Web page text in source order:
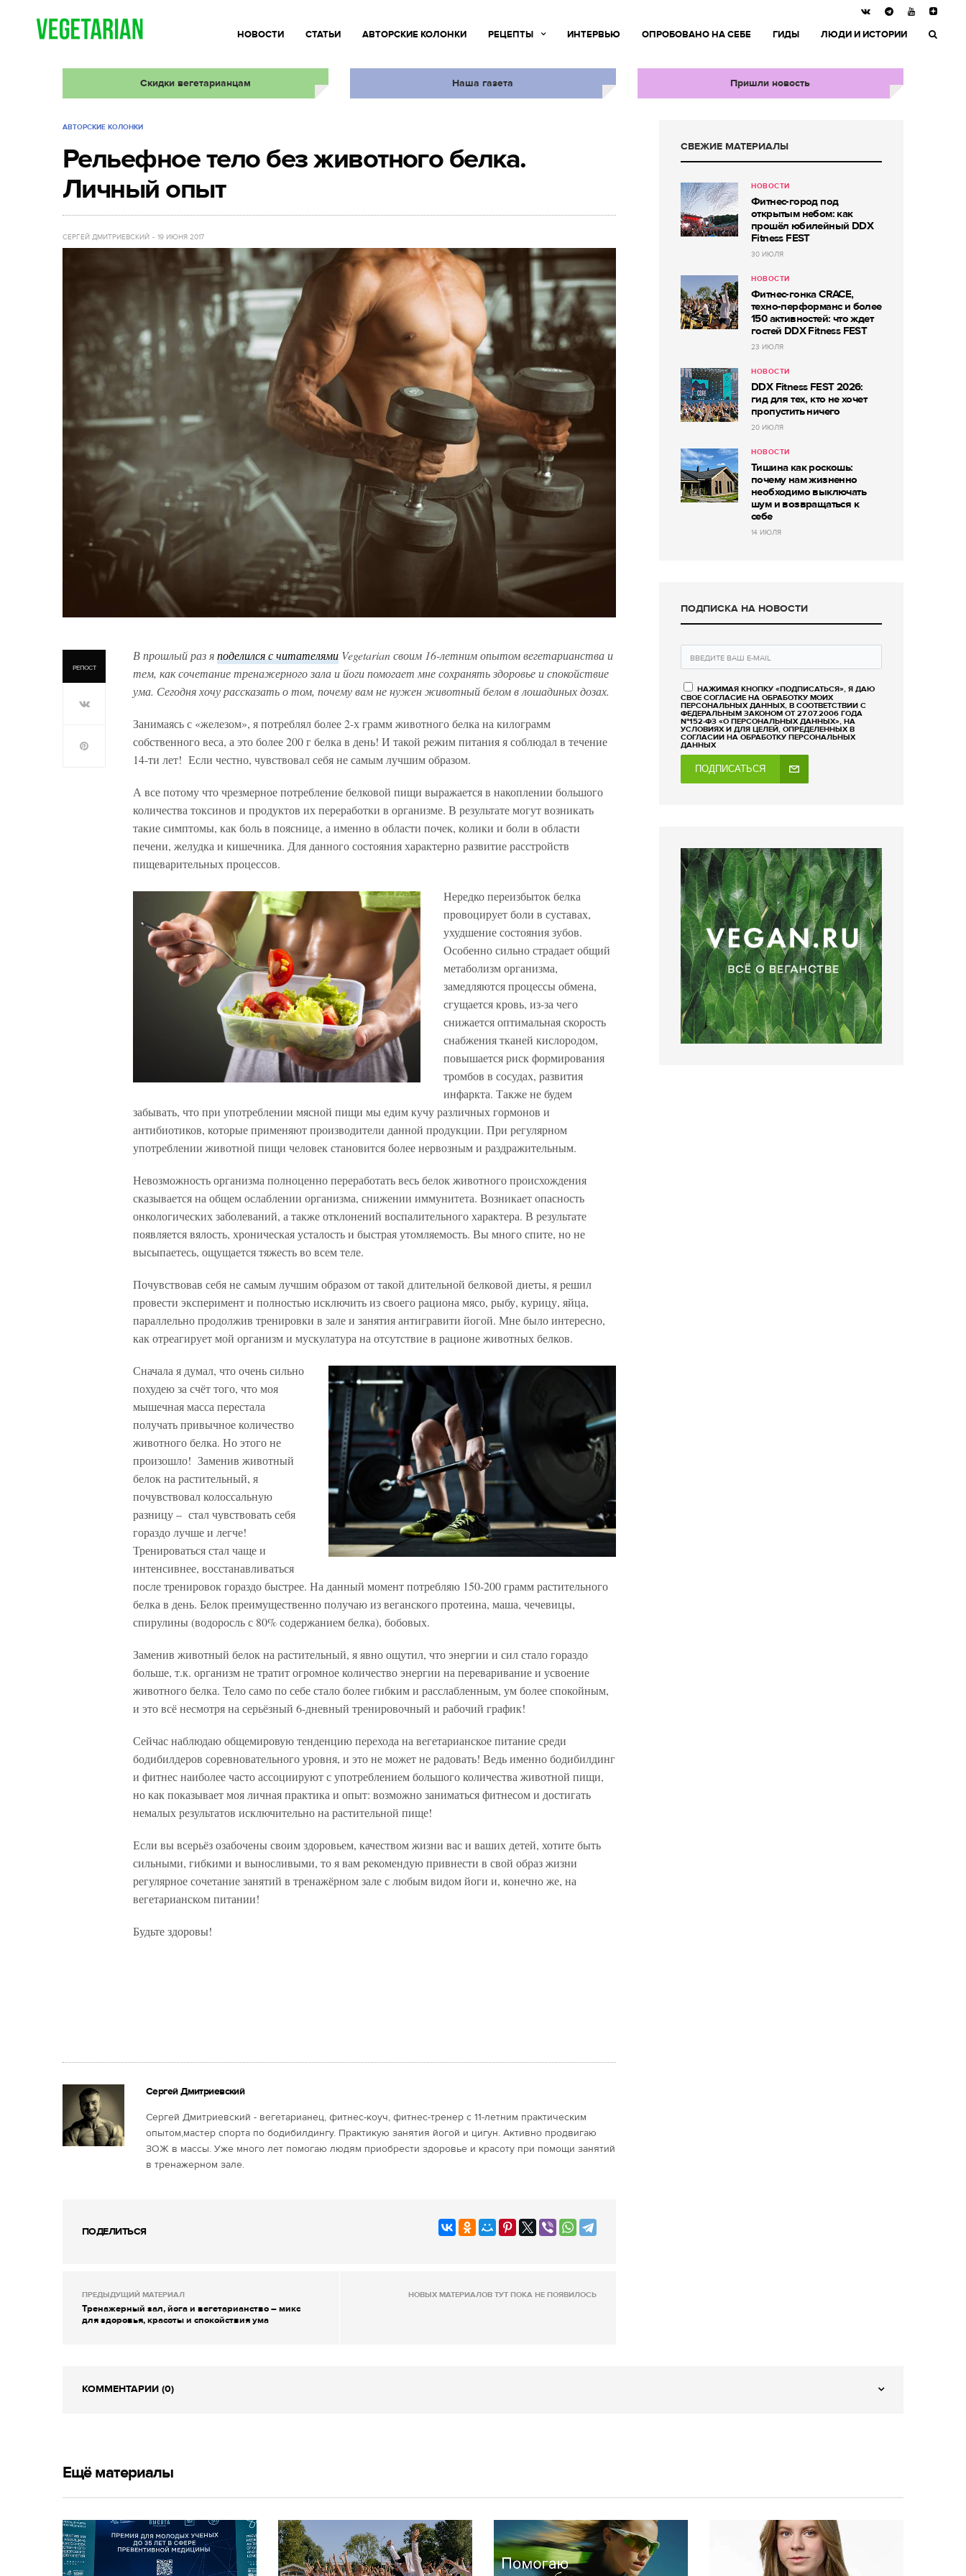
НОВОСТИ СТАТЬИ АВТОРСКИЕ КОЛОНКИ РЕЦЕПТЫ ИНТЕРВЬЮ ОПРОБОВАНО НА СЕБЕ ГИДЫ ЛЮДИ И ИСТОРИИ
Скидки вегетарианцам Наша газета Пришли новость
АВТОРСКИЕ КОЛОНКИ
Рельефное тело без животного белка.
Личный опыт
СЕРГЕЙ ДМИТРИЕВСКИЙ 19 ИЮНЯ 2017
РЕПОСТ
В прошлый раз яподелился с читателями Vegetarian своим 16-летним опытом вегетарианства и
тем, как сочетание тренажерного зала и йоги помогает мне сохранять здоровье и спокойствие
ума. Сегодня хочу рассказать о том, почему вам не нужен животный белом в лошадиных дозах.
Занимаясь с «железом», я потреблял более 2-х грамм животного белка на килограмм
собственного веса, а это более 200 г белка в день! И такой режим питания я соблюдал в течение
14-ти лет! Если честно, чувствовал себя не самым лучшим образом.
А все потому что чрезмерное потребление белковой пищи выражается в накоплении большого
количества токсинов и продуктов их переработки в организме. В результате могут возникать
такие симптомы, как боль в пояснице, а именно в области почек, колики и боли в области
печени, желудка и кишечника. Для данного состояния характерно развитие расстройств
пищеварительных процессов.
Нередко переизбыток белка
провоцирует боли в суставах,
ухудшение состояния зубов.
Особенно сильно страдает общий
метаболизм организма,
замедляются процессы обмена,
сгущается кровь, из-за чего
снижается оптимальная скорость
снабжения тканей кислородом,
повышается риск формирования
тромбов в сосудах, развития
инфаркта. Также не будем
забывать, что при употреблении мясной пищи мы едим кучу различных гормонов и
антибиотиков, которые применяют производители данной продукции. При регулярном
употреблении животной пищи человек становится более нервозным и раздражительным.
Невозможность организма полноценно переработать весь белок животного происхождения
сказывается на общем ослаблении организма, снижении иммунитета. Возникает опасность
онкологических заболеваний, а также отклонений воспалительного характера. В результате
появляется вялость, хроническая усталость и быстрая утомляемость. Вы много спите, но не
высыпаетесь, ощущается тяжесть во всем теле.
Почувствовав себя не самым лучшим образом от такой длительной белковой диеты, я решил
провести эксперимент и полностью исключить из своего рациона мясо, рыбу, курицу, яйца,
параллельно продолжив тренировки в зале и занятия антигравити йогой. Мне было интересно,
как отреагирует мой организм и мускулатура на отсутствие в рационе животных белков.
Сначала я думал, что очень сильно
похудею за счёт того, что моя
мышечная масса перестала
получать привычное количество
животного белка. Но этого не
произошло! Заменив животный
белок на растительный, я
почувствовал колоссальную
разницу – стал чувствовать себя
гораздо лучше и легче!
Тренироваться стал чаще и
интенсивнее, восстанавливаться
после тренировок гораздо быстрее. На данный момент потребляю 150-200 грамм растительного
белка в день. Белок преимущественно получаю из веганского протеина, маша, чечевицы,
спирулины (водоросль с 80% содержанием белка), бобовых.
Заменив животный белок на растительный, я явно ощутил, что энергии и сил стало гораздо
больше, т.к. организм не тратит огромное количество энергии на переваривание и усвоение
животного белка. Тело само по себе стало более гибким и расслабленным, ум более спокойным,
и это всё несмотря на серьёзный 6-дневный тренировочный и рабочий график!
Сейчас наблюдаю общемировую тенденцию перехода на вегетарианское питание среди
бодибилдеров соревновательного уровня, и это не может не радовать! Ведь именно бодибилдинг
и фитнес наиболее часто ассоциируют с употреблением большого количества животной пищи,
но как показывает моя личная практика и опыт: возможно заниматься фитнесом и достигать
немалых результатов исключительно на растительной пище!
Если вы всерьёз озабочены своим здоровьем, качеством жизни вас и ваших детей, хотите быть
сильными, гибкими и выносливыми, то я вам рекомендую привнести в свой образ жизни
регулярное сочетание занятий в тренажёрном зале с любым видом йоги и, конечно же, на
вегетарианском питании!
Будьте здоровы!
Сергей Дмитриевский
Сергей Дмитриевский - вегетарианец, фитнес-коуч, фитнес-тренер с 11-летним практическим
опытом,мастер спорта по бодибилдингу. Практикую занятия йогой и цигун. Активно продвигаю
ЗОЖ в массы. Уже много лет помогаю людям приобрести здоровье и красоту при помощи занятий
в тренажерном зале.
ПОДЕЛИТЬСЯ
ПРЕДЫДУЩИЙ МАТЕРИАЛ
Тренажерный зал, йога и вегетарианство – микс
для здоровья, красоты и спокойствия ума
НОВЫХ МАТЕРИАЛОВ ТУТ ПОКА НЕ ПОЯВИЛОСЬ
СВЕЖИЕ МАТЕРИАЛЫ
НОВОСТИ
Фитнес-город под
открытым небом: как
прошёл юбилейный DDX
Fitness FEST
30 ИЮЛЯ
НОВОСТИ
Фитнес-гонка CRACE,
техно-перформанс и более
150 активностей: что ждет
гостей DDX Fitness FEST
23 ИЮЛЯ
НОВОСТИ
DDX Fitness FEST 2026:
гид для тех, кто не хочет
пропустить ничего
20 ИЮЛЯ
НОВОСТИ
Тишина как роскошь:
почему нам жизненно
необходимо выключать
шум и возвращаться к
себе
14 ИЮЛЯ
ПОДПИСКА НА НОВОСТИ
НАЖИМАЯ КНОПКУ «ПОДПИСАТЬСЯ», Я ДАЮ
СВОЕ СОГЛАСИЕ НА ОБРАБОТКУ МОИХ
ПЕРСОНАЛЬНЫХ ДАННЫХ, В СООТВЕТСТВИИ С
ФЕДЕРАЛЬНЫМ ЗАКОНОМ ОТ 27.07.2006 ГОДА
№152-ФЗ «О ПЕРСОНАЛЬНЫХ ДАННЫХ», НА
УСЛОВИЯХ И ДЛЯ ЦЕЛЕЙ, ОПРЕДЕЛЕННЫХ В
СОГЛАСИИ НА ОБРАБОТКУ ПЕРСОНАЛЬНЫХ
ДАННЫХ
ПОДПИСАТЬСЯ
КОММЕНТАРИИ (0)
Ещё материалы